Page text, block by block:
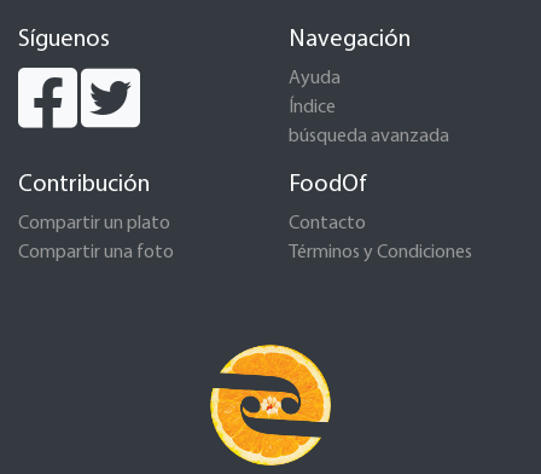
Síguenos Navegación
Ayuda
Índice
búsqueda avanzada
Contribución
Compartir un plato
Compartir una foto
FoodOf
Contacto
Términos y Condiciones